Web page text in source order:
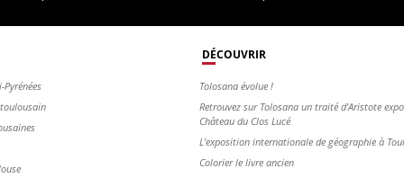
DÉCOUVRIR
Tolosana évolue !
Retrouvez sur Tolosana un traité d'Aristote
Château du Clos Lucé
L'exposition internationale de géographie à
Colorier le livre ancien